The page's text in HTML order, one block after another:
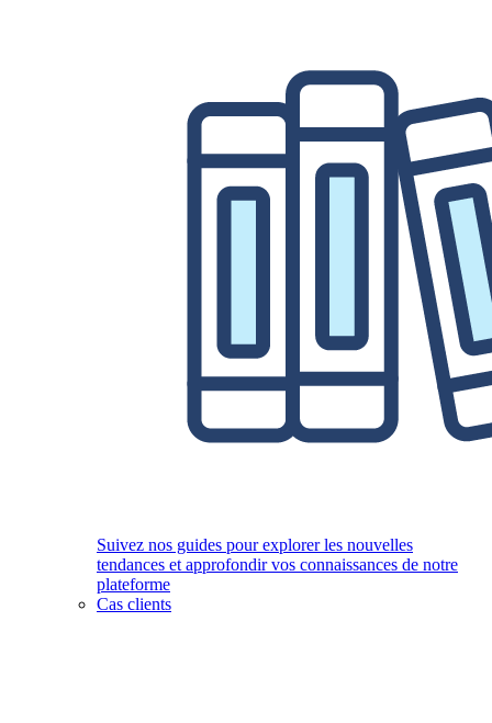
Suivez nos guides pour explorer les nouvelles
tendances et approfondir vos connaissances de notre
plateforme
Cas clients